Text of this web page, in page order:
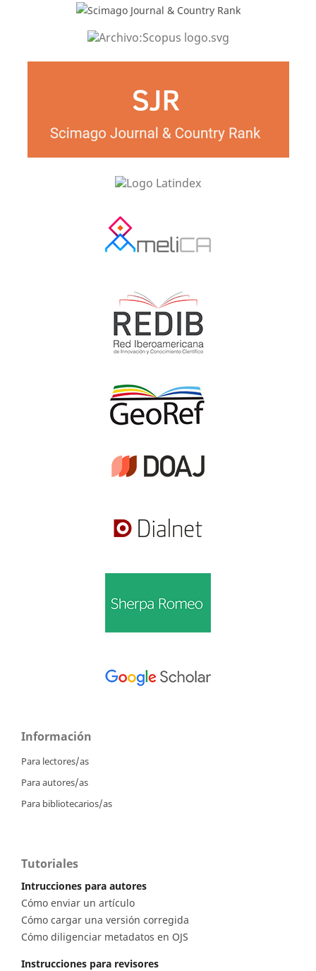
Información
Para lectores/as
Para autores/as
Para bibliotecarios/as
Tutoriales
Intrucciones para autores
Cómo enviar un artículo
Cómo cargar una versión corregida
Cómo diligenciar metadatos en OJS
Instrucciones para revisores